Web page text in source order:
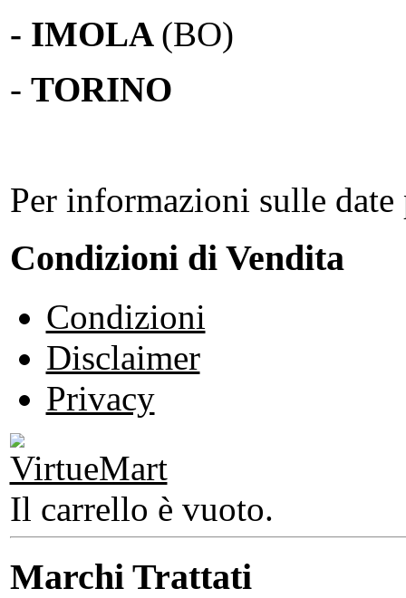
- IMOLA (BO)
- TORINO
Per informazioni sulle
Condizioni di Vendita
Condizioni
Disclaimer
Privacy
Il carrello è vuoto.
Marchi Trattati